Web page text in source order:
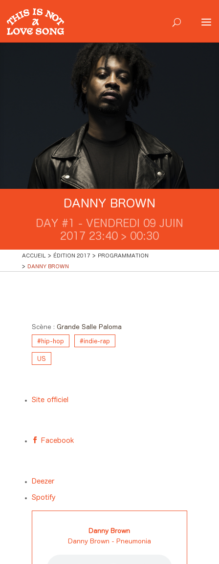
DANNY BROWN
DAY #1 - VENDREDI 09 JUIN
2017 23:40 > 00:30
ACCUEIL ÉDITION 2017 PROGRAMMATION
DANNY BROWN
Scène : Grande Salle Paloma
#hip-hop #indie-rap
US
Site officiel
Facebook
Deezer
Spotify
Danny Brown
Danny Brown - Pneumonia